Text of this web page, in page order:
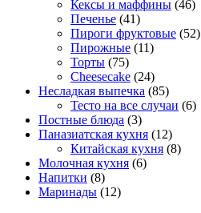
Кексы и маффины (46)
Печенье (41)
Пироги фруктовые (52)
Пирожные (11)
Торты (75)
Cheesecake (24)
Несладкая выпечка (85)
Тесто на все случаи (6)
Постные блюда (3)
Паназиатская кухня (12)
Китайская кухня (8)
Молочная кухня (6)
Напитки (8)
Маринады (12)